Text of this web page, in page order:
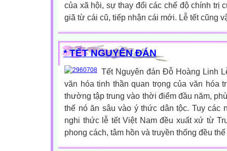
của xã hội, sự thay đổi các chế độ chính trị
giã từ cái cũ, tiếp nhận cái mới. Lễ tết cũng
* TẾT NGUYÊN ĐÁN
Tết Nguyên đán Đỗ Hoàng Linh
văn hóa tinh thần quan trọng của văn hóa
thường tập trung vào thời điểm đầu năm,
thế nó ăn sâu vào ý thức dân tộc. Tuy các
nghi thức lễ tết Việt Nam đều xuất xứ từ
phong cách, tâm hồn và truyền thống đều